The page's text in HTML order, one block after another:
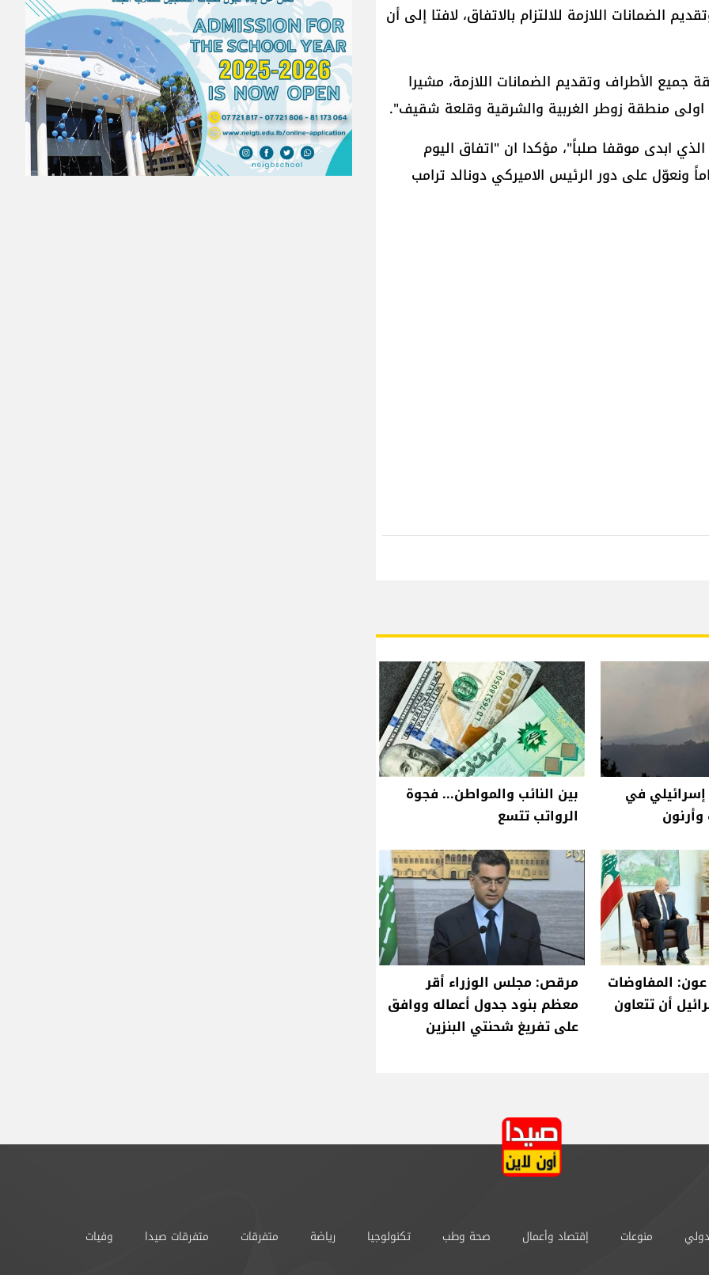
الضمانات اللازمة للالتزام بالاتفاق، لافتا إلى أن
خلال 24 ساعة من موافقة جميع الأطراف وتقديم الضمانات اللازمة، مشيرا
اولى منطقة زوطر الغربية والشرقية وقلعة شقيف".
ابدى موقفا صلباً"، مؤكدا ان "اتفاق اليوم
لأنه سيكون مستداماً ونعوّل على دور الرئيس الاميركي دونالد ترامب
في
بين النائب والمواطن... فجوة
الرواتب تتسع
عون: المفاوضات
أن تتعاون
مرقص: مجلس الوزراء أقر
معظم بنود جدول أعماله ووافق
على تفريغ شحنتي البنزين
منوعات إقتصاد وأعمال صحة وطب تكنولوجيا رياضة متفرقات متفرقات صيدا وفيات